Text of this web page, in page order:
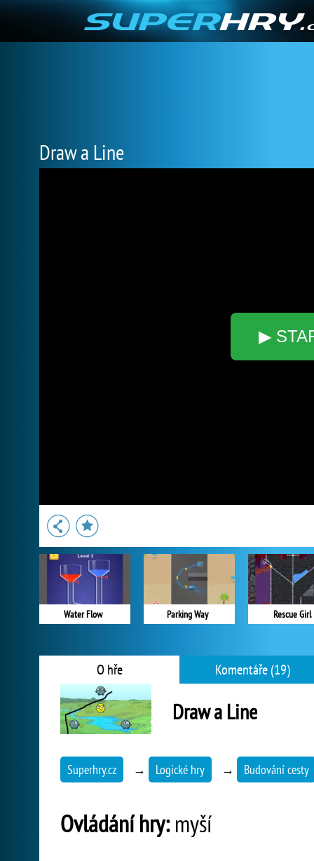
Draw a Line
▶
Water Flow Parking Way Rescue Girl
O hře Komentáře (19)
Draw a Line
Superhry.cz → Logické hry → Budování cesty
Ovládání hry:myší